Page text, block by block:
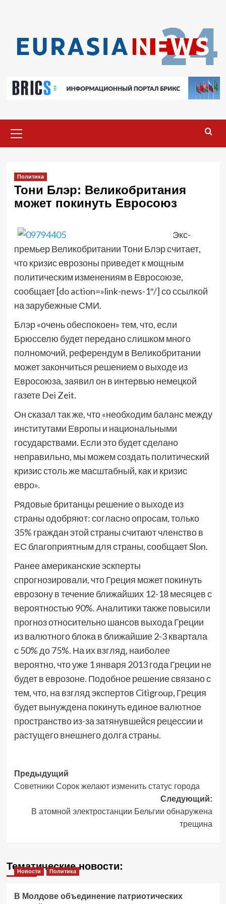
меню
Политика
Тони Блэр: Великобритания
может покинуть Евросоюз
Экс-
премьер Великобритании Тони Блэр считает,
что кризис еврозоны приведет к мощным
политическим изменениям в Евросоюзе,
сообщает [do action=»link-news-1″/] со ссылкой
на зарубежные СМИ.
Блэр «очень обеспокоен» тем, что, если
Брюсселю будет передано слишком много
полномочий, референдум в Великобритании
может закончиться решением о выходе из
Евросоюза, заявил он в интервью немецкой
газете Dei Zeit.
Он сказал так же, что «необходим баланс между
институтами Европы и национальными
государствами. Если это будет сделано
неправильно, мы можем создать политический
кризис столь же масштабный, как и кризис
евро».
Рядовые британцы решение о выходе из
страны одобряют: согласно опросам, только
35% граждан этой страны считают членство в
ЕС благоприятным для страны, сообщает Slon.
Ранее американские эскперты
спрогнозировали, что Греция может покинуть
еврозону в течение ближайших 12-18 месяцев с
вероятностью 90%. Аналитики также повысили
прогноз относительно шансов выхода Греции
из валютного блока в ближайшие 2-3 квартала
с 50% до 75%. На их взгляд, наиболее
вероятно, что уже 1 января 2013 года Греции не
будет в еврозоне. Подобное решение связано с
тем, что, на взгляд экспертов Citigroup, Греция
будет вынуждена покинуть единое валютное
пространство из-за затянувшейся рецессии и
растущего внешнего долга страны.
Навигация
записи
Предыдущий
Советники Сорок желают изменить статус города
Следующий:
В атомной электростанции Бельгии обнаружена
трещина
Тематические новости:
Новости Политика
В Молдове объединение патриотических